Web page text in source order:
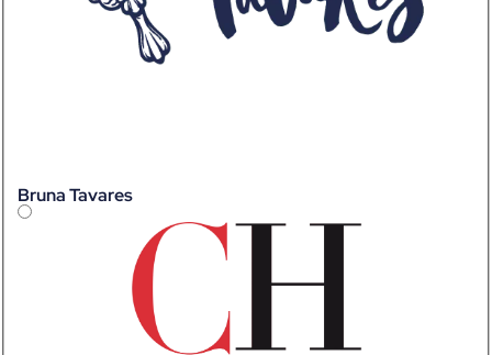
Bruna Tavares